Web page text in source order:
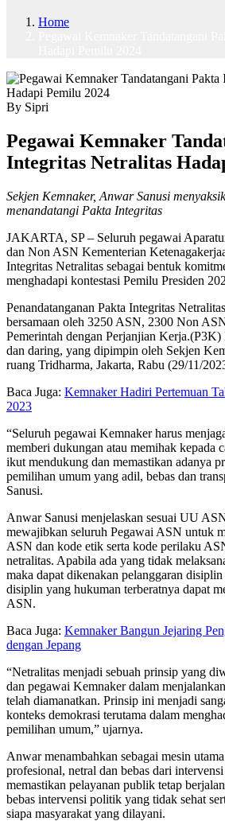
Home
By Sipri
Pegawai Kemnaker
Integritas Netralitas
Sekjen Kemnaker, Anwar Sanusi
menandatangi Pakta Integritas
JAKARTA, SP – Seluruh pegawai
dan Non ASN Kementerian
Integritas Netralitas sebagai bentuk
menghadapi kontestasi Pemilu Presiden
Penandatanganan Pakta Integritas
bersamaan oleh 3250 ASN, 2300 Non
Pemerintah dengan Perjanjian
dan daring, yang dipimpin oleh Sekjen
ruang Tridharma, Jakarta, Rabu (29/11/
Baca Juga: Kemnaker Hadiri Pertemuan
2023
“Seluruh pegawai Kemnaker harus
memberi dukungan atau memihak kepada
ikut mendukung dan memastikan adanya
pemilihan umum yang adil, bebas dan
Sanusi.
Anwar Sanusi menjelaskan sesuai UU
mewajibkan seluruh Pegawai ASN untuk
ASN dan kode etik serta kode perilaku
netralitas. Apabila ada yang tidak
maka dapat dikenakan pelanggaran
disiplin yang hukuman terberatnya dapat
ASN.
Baca Juga: Kemnaker Bangun Jejaring
dengan Jepang
“Netralitas menjadi sebuah prinsip yang
dan pegawai Kemnaker dalam
telah diamanatkan. Prinsip ini menjadi
konteks demokrasi terutama dalam
pemilihan umum,” ujarnya.
Anwar menambahkan sebagai mesin
profesional, netral dan bebas dari
memastikan pelayanan publik tetap
bebas intervensi politik yang tidak sehat
siapa masyarakat yang dilayani.